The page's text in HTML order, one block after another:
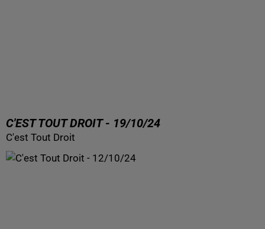
C'EST TOUT DROIT - 19/10/24
C'est Tout Droit